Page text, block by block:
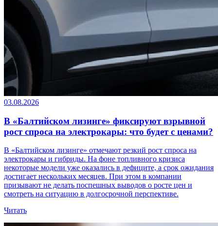
03.08.2026
В «Балтийском лизинге» фиксируют взрывной
рост спроса на электрокары: что будет с ценами?
В «Балтийском лизинге» отмечают резкий рост спроса на
электрокары и гибриды. На фоне топливного кризиса
некоторые модели уже оказались в дефиците, а срок ожидания
достигает нескольких месяцев. При этом в компании
призывают не делать поспешных выводов о росте цен и
смотреть на ситуацию в долгосрочной перспективе.
Читать